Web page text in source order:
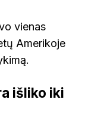
vienas
Amerikoje
išliko iki